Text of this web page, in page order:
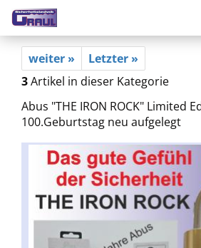
weiter »
Letzter »
3Artikel in dieser Kategorie
Abus "THE IRON ROCK" Limited
100.Geburtstag neu aufgelegt